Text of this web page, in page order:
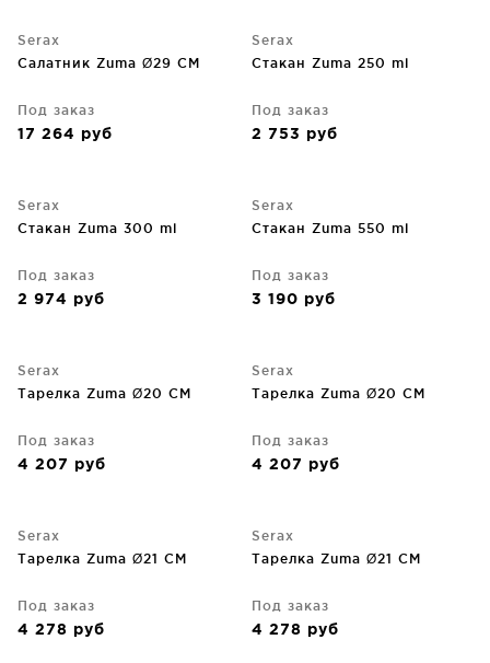
Serax
Салатник Zuma Ø29 CM
Под заказ
17 264 руб
Serax
Стакан Zuma 250 ml
Под заказ
2 753 руб
Serax
Стакан Zuma 300 ml
Под заказ
2 974 руб
Serax
Стакан Zuma 550 ml
Под заказ
3 190 руб
Serax
Тарелка Zuma Ø20 CM
Под заказ
4 207 руб
Serax
Тарелка Zuma Ø20 CM
Под заказ
4 207 руб
Serax
Тарелка Zuma Ø21 CM
Под заказ
4 278 руб
Serax
Тарелка Zuma Ø21 CM
Под заказ
4 278 руб